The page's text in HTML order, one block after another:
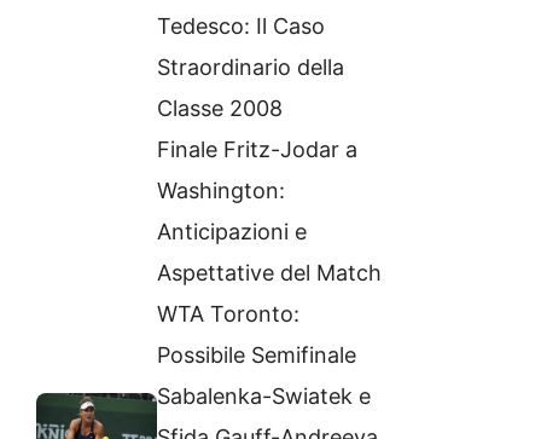
Tedesco: Il Caso
Straordinario della
Classe 2008
Finale Fritz-Jodar a
Washington:
Anticipazioni e
Aspettative del Match
WTA Toronto:
Possibile Semifinale
Sabalenka-Swiatek e